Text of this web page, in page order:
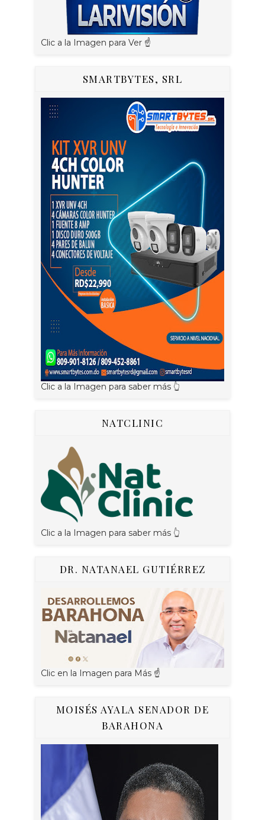
Clic a la Imagen para Ver ☝️
SMARTBYTES, SRL
Clic a la Imagen para saber más 👆
NATCLINIC
Clic a la Imagen para saber más 👆
DR. NATANAEL GUTIÉRREZ
Clic en la Imagen para Más ☝
MOISÉS AYALA SENADOR DE
BARAHONA